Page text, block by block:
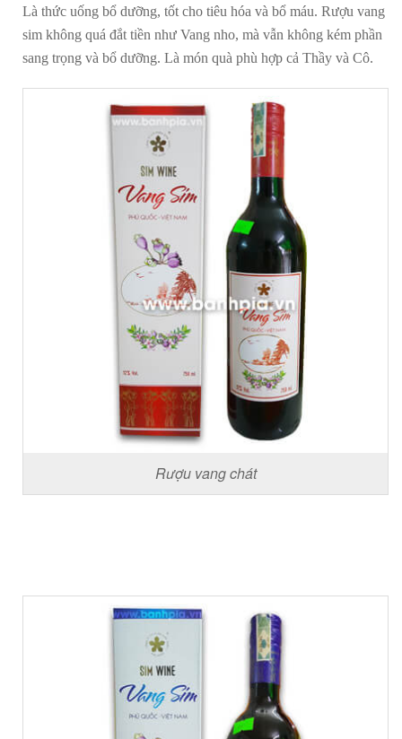
Là thức uống bổ dưỡng, tốt cho tiêu hóa và bổ máu. Rượu vang
sim không quá đắt tiền như Vang nho, mà vẫn không kém phần
sang trọng và bổ dưỡng. Là món quà phù hợp cả Thầy và Cô.
Rượu vang chát